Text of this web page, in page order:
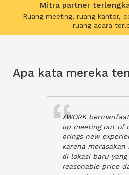
Mitra partner
Ruang meeting, ruang kantor,
ruang acara
Apa kata mereka
XWORK
up meeting out of
brings new
karena merasakan
di lokasi baru yang
reasonable price